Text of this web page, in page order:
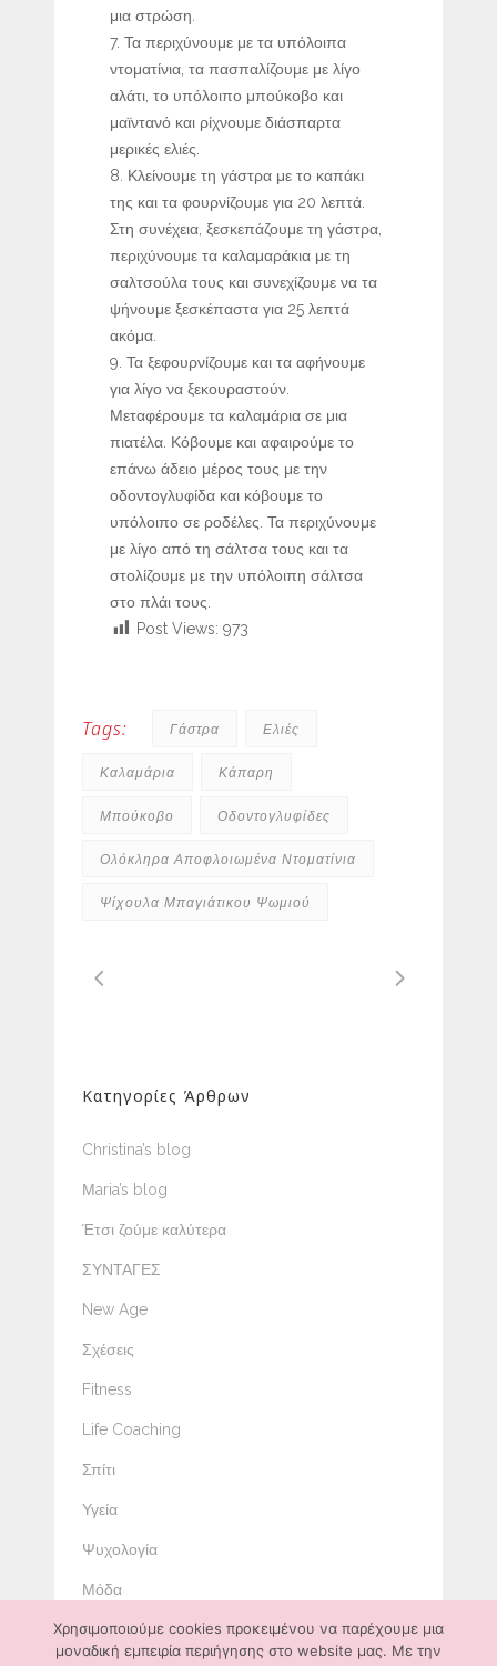
μια στρώση.
Τα περιχύνουμε με τα υπόλοιπα
ντοματίνια, τα πασπαλίζουμε με λίγο
αλάτι, το υπόλοιπο μπούκοβο και
μαϊντανό και ρίχνουμε διάσπαρτα
μερικές ελιές.
Κλείνουμε τη γάστρα με το καπάκι
της και τα φουρνίζουμε για 20 λεπτά.
Στη συνέχεια, ξεσκεπάζουμε τη γάστρα,
περιχύνουμε τα καλαμαράκια με τη
σαλτσούλα τους και συνεχίζουμε να τα
ψήνουμε ξεσκέπαστα για 25 λεπτά
ακόμα.
Τα ξεφουρνίζουμε και τα αφήνουμε
για λίγο να ξεκουραστούν.
Μεταφέρουμε τα καλαμάρια σε μια
πιατέλα. Κόβουμε και αφαιρούμε το
επάνω άδειο μέρος τους με την
οδοντογλυφίδα και κόβουμε το
υπόλοιπο σε ροδέλες. Τα περιχύνουμε
με λίγο από τη σάλτσα τους και τα
στολίζουμε με την υπόλοιπη σάλτσα
στο πλάι τους.
Post Views: 973
Tags: Γάστρα Ελιές
Καλαμάρια Κάπαρη
Μπούκοβο Οδοντογλυφίδες
Ολόκληρα Αποφλοιωμένα Ντοματίνια
Ψίχουλα Μπαγιάτικου Ψωμιού
Κατηγορίες Άρθρων
Christina’s blog
Μaria’s blog
Έτσι ζούμε καλύτερα
ΣΥΝΤΑΓΕΣ
New Age
Σχέσεις
Fitness
Life Coaching
Σπίτι
Υγεία
Ψυχολογία
Μόδα
Ομορφιά
Χρησιμοποιούμε cookies προκειμένου να παρέχουμε μια
μοναδική εμπειρία περιήγησης στο website μας. Με την